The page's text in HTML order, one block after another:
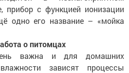
прибор с функцией ионизации
одно его название – «мойка
о питомцах
важна и для домашних
зависят процессы